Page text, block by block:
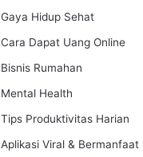
Gaya Hidup Sehat
Cara Dapat Uang Online
Bisnis Rumahan
Mental Health
Tips Produktivitas Harian
Aplikasi Viral & Bermanfaat